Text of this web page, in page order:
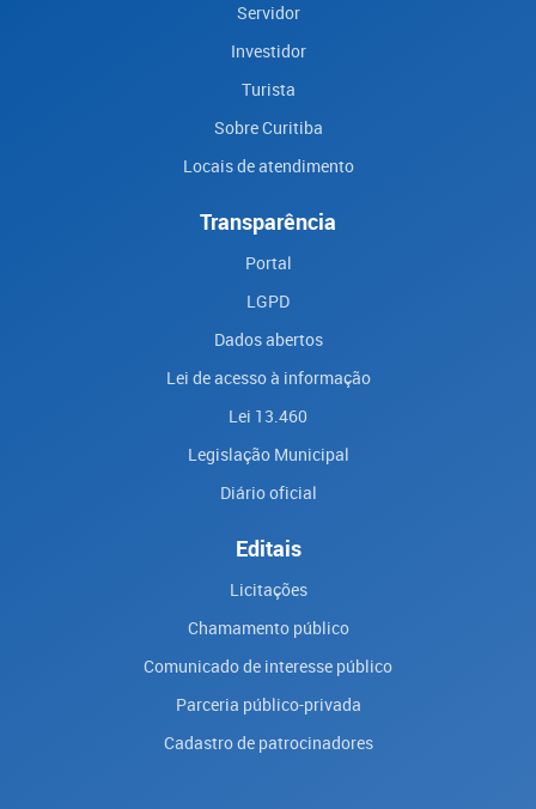
Servidor
Investidor
Turista
Sobre Curitiba
Locais de atendimento
Transparência
Portal
LGPD
Dados abertos
Lei de acesso à informação
Lei 13.460
Legislação Municipal
Diário oficial
Editais
Licitações
Chamamento público
Comunicado de interesse público
Parceria público-privada
Cadastro de patrocinadores